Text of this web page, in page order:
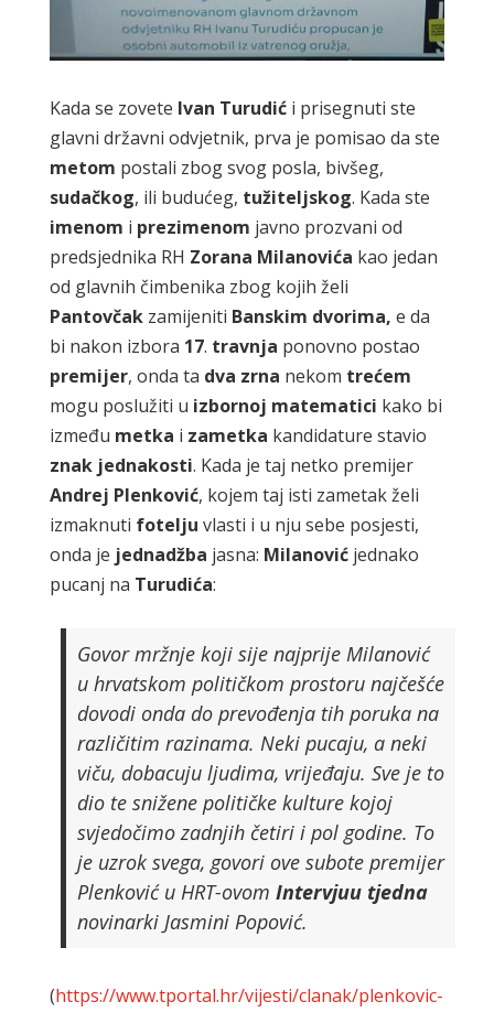
Kada se zovete Ivan Turudići prisegnuti ste
glavni državni odvjetnik, prva je pomisao da ste
metom postali zbog svog posla, bivšeg,
sudačkog, ili budućeg, tužiteljskog. Kada ste
imenom i prezimenom javno prozvani od
predsjednika RH Zorana Milanovića kao jedan
od glavnih čimbenika zbog kojih želi
Pantovčakzamijeniti Banskim dvorima, e da
bi nakon izbora 17. travnja ponovno postao
premijer, onda ta dva zrna nekom trećem
mogu poslužiti u izbornoj matematici kako bi
između metka i zametka kandidature stavio
znak jednakosti. Kada je taj netko premijer
Andrej Plenković, kojem taj isti zametak želi
izmaknuti fotelju vlasti i u nju sebe posjesti,
onda je jednadžba jasna: Milanovićjednako
pucanj na Turudića:
Govor mržnje koji sije najprije Milanović
u hrvatskom političkom prostoru najčešće
dovodi onda do prevođenja tih poruka na
različitim razinama. Neki pucaju, a neki
viču, dobacuju ljudima, vrijeđaju. Sve je to
dio te snižene političke kulture kojoj
svjedočimo zadnjih četiri i pol godine. To
je uzrok svega, govori ove subote premijer
Plenković u HRT-ovom Intervjuu tjedna
novinarki Jasmini Popović.
(https://www.tportal.hr/vijesti/clanak/plenkovic-